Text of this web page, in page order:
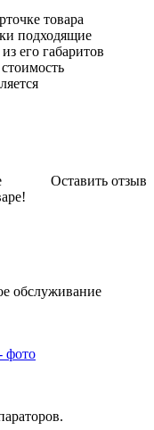
товара
подходящие
его габаритов
Оставить отзыв
обслуживание